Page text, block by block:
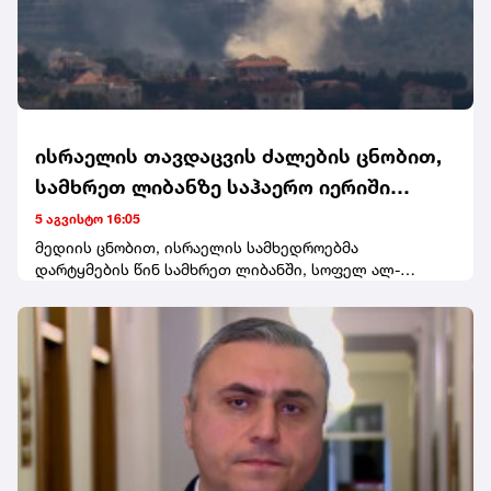
ისრაელის თავდაცვის ძალების ცნობით,
სამხრეთ ლიბანზე საჰაერო იერიში
მიიტანეს
5 აგვისტო 16:05
მედიის ცნობით, ისრაელის სამხედროებმა
დარტყმების წინ სამხრეთ ლიბანში, სოფელ ალ-
გაფრთხილება გაავრცელეს.